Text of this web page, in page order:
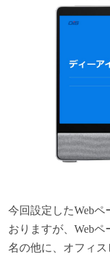
今回設定したWeb
おりますが、Web
名の他に、オフィ